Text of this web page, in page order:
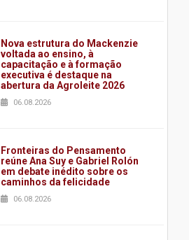
Nova estrutura do Mackenzie
voltada ao ensino, à
capacitação e à formação
executiva é destaque na
abertura da Agroleite 2026
06.08.2026
Fronteiras do Pensamento
reúne Ana Suy e Gabriel Rolón
em debate inédito sobre os
caminhos da felicidade
06.08.2026